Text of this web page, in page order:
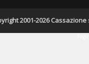
2001-2026 Cassazione